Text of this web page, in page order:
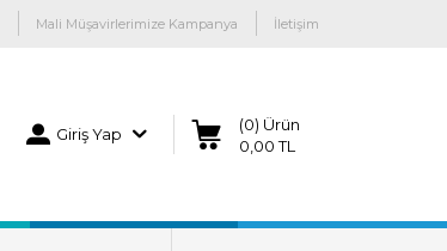
Mali Müşavirlerimize Kampanya İletişim
Giriş Yap
(0) Ürün
0,00 TL